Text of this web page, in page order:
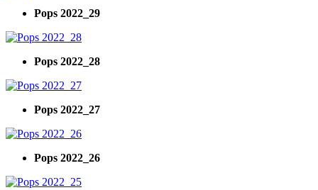
Pops 2022_29
Pops 2022_28
Pops 2022_27
Pops 2022_26